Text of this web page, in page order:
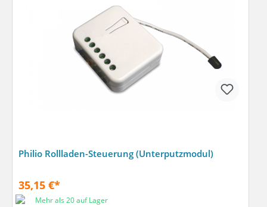
Philio Rollladen-Steuerung (Unterputzmodul)
35,15 €*
Mehr als 20 auf Lager